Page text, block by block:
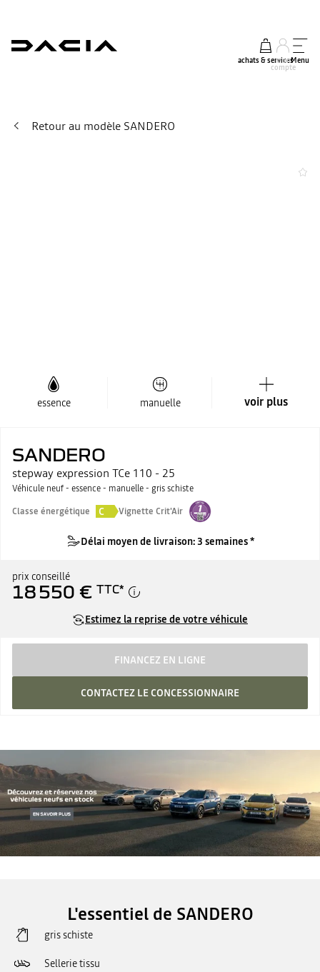
achats & services
mon
compte
Menu
Retour au modèle SANDERO
essence manuelle voir plus
SANDERO
stepway expression TCe 110 - 25
Véhicule neuf - essence - manuelle - gris schiste
Classe énergétique
C Vignette Crit'Air
Délai moyen de livraison: 3 semaines *
prix conseillé
18 550 € TTC*
Estimez la reprise de votre véhicule
FINANCEZ EN LIGNE
CONTACTEZ LE CONCESSIONNAIRE
L'essentiel de SANDERO
gris schiste
Sellerie tissu